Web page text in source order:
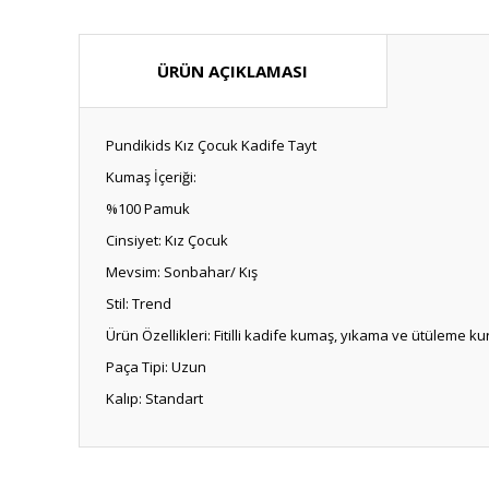
ÜRÜN AÇIKLAMASI
Pundikids Kız Çocuk Kadife Tayt
Kumaş İçeriği:
%100 Pamuk
Cinsiyet: Kız Çocuk
Mevsim: Sonbahar/ Kış
Stil: Trend
Ürün Özellikleri: Fitilli kadife kumaş, yıkama ve ütüleme
Paça Tipi: Uzun
Kalıp: Standart